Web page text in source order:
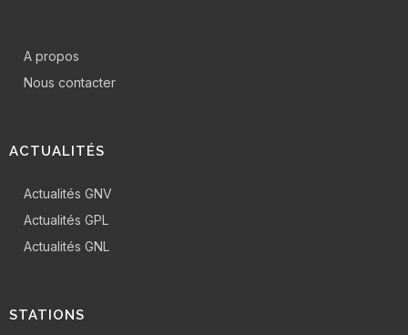
A propos
Nous contacter
ACTUALITÉS
Actualités GNV
Actualités GPL
Actualités GNL
STATIONS